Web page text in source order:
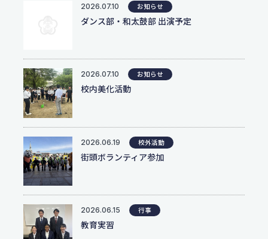
サイトポリシー
2026.07.10 お知らせ
ダンス部・和太鼓部 出演予定
2026.07.10 お知らせ
校内美化活動
2026.06.19 校外活動
街頭ボランティア参加
2026.06.15 行事
教育実習